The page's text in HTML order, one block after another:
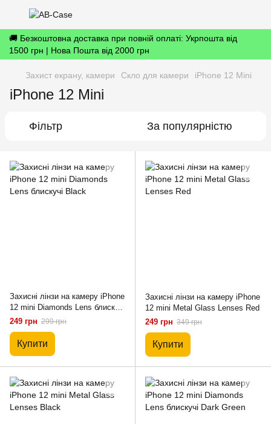
🚚 Безкоштовна доставка при повній оплаті: Укрпошта від
1500 грн | Нова Пошта від 2000 грн
Захист екрану, камери Скло для камери iPhone 12 Mini
iPhone 12 Mini
Фільтр За популярністю
Захисні лінзи на камеру iPhone
12 mini Diamonds Lens блискучі
Black
249 грн 299 грн
Купити
Захисні лінзи на камеру iPhone
12 mini Metal Glass Lenses Red
249 грн 349 грн
Купити